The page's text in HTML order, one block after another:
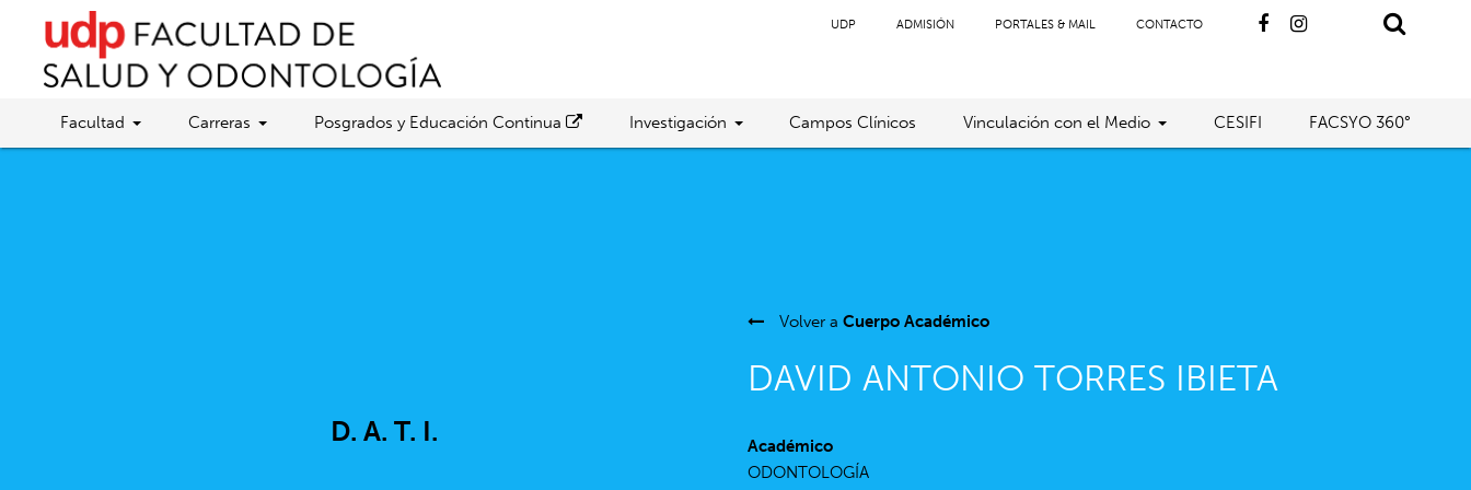
UDP ADMISIÓN PORTALES & MAIL CONTACTO
Facultad Carreras Posgrados y Educación Continua Investigación Campos Clínicos Vinculación con el Medio CESIFI FACSYO 360°
D. A. T. I.
Volver aCuerpo Académico
DAVID ANTONIO TORRES IBIETA
Académico
ODONTOLOGÍA